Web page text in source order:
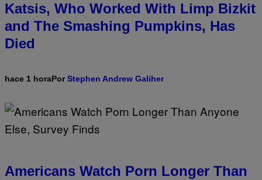
Katsis, Who Worked With Limp Bizkit
and The Smashing Pumpkins, Has
Died
hace 1 horaPorStephen Andrew Galiher
Americans Watch Porn Longer Than